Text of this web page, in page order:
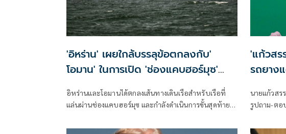
'อิหร่าน' เผยใกล้บรรลุข้อตกลงกับ'
โอมาน' ในการเปิด 'ช่องแคบฮอร์มุซ'
อิหร่านและโอมานได้ตกลงเส้นทางเดินเรือสำหรับเรือที่
แล่นผ่านช่องแคบฮอร์มุซ และกำลังดำเนินการขั้นสุดท้าย
เตหะรานกล่าวเมื่อวันพุธที่ผ่านมา แม้ว่าเหตุการณ์ด้าน
'แก้วสร
รถยาง
นายแก้วสร
รูปถาม-ตอ